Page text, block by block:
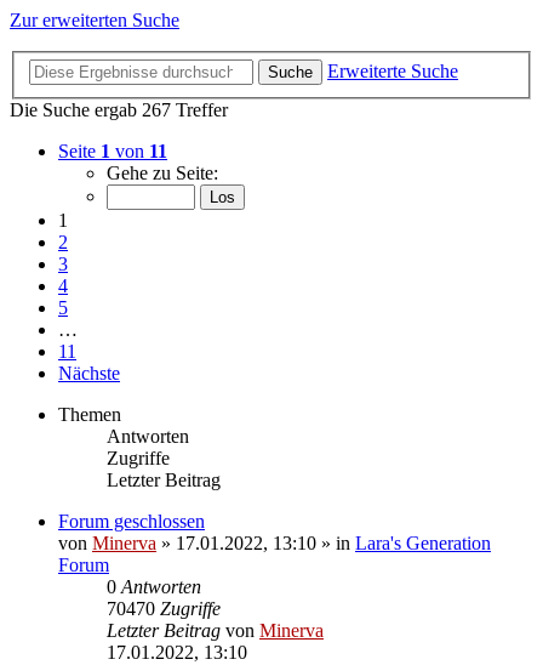
Zur erweiterten Suche
Suche
Erweiterte Suche
Die Suche ergab 267 Treffer
Seite 1 von 11
Gehe zu Seite:
1
2
3
4
5
…
11
Nächste
Themen
Antworten
Zugriffe
Letzter Beitrag
Forum geschlossen
von Minerva » 17.01.2022, 13:10 » in Lara's Generation
Forum
0 Antworten
70470 Zugriffe
Letzter Beitrag von Minerva
17.01.2022, 13:10